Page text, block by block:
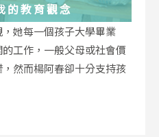
－楊阿春 我的教育觀念
她每一個孩子大學畢業
工作，一般父母或社會價
然而楊阿春卻十分支持孩